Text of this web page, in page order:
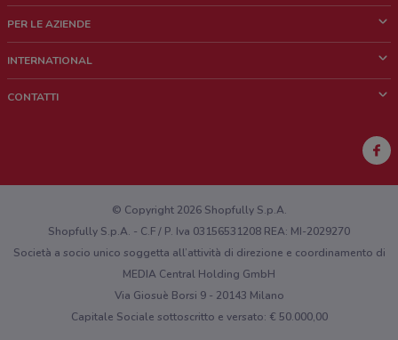
Chi siamo
Lavora con noi
PER LE AZIENDE
Richieste commerciali e marketing
INTERNATIONAL
CONTATTI
Hai un malfunzionamento sul web o sull'app?
© Copyright 2026 Shopfully S.p.A.
Shopfully S.p.A. - C.F / P. Iva 03156531208 REA: MI-2029270
Società a socio unico soggetta all’attività di direzione e coordinamento di
MEDIA Central Holding GmbH
Via Giosuè Borsi 9 - 20143 Milano
Capitale Sociale sottoscritto e versato: € 50.000,00